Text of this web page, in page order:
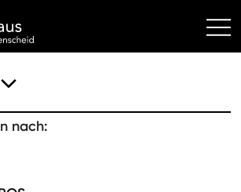
Kulturhaus Lüdenscheid
nach: